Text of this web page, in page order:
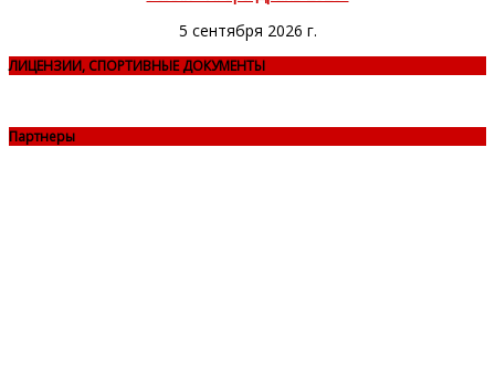
5 сентября 2026 г.
ЛИЦЕНЗИИ, СПОРТИВНЫЕ ДОКУМЕНТЫ
Партнеры